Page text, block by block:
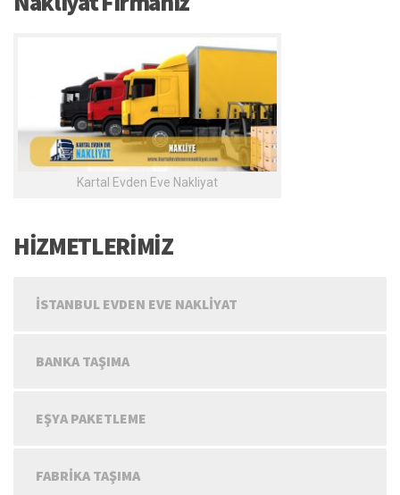
Kartal Evden Eve Nakliyat
HİZMETLERİMİZ
İSTANBUL EVDEN EVE NAKLIYAT
BANKA TAŞIMA
EŞYA PAKETLEME
FABRIKA TAŞIMA